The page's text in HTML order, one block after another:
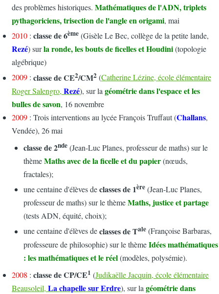
des problèmes historiques. Mathématiques de l'ADN, triplets
pythagoriciens, trisection de l'angle en origami, mai
2010 : classe de 6ème (Gisèle Le Bec, collège de la petite lande,
Rezé) surla ronde, les bouts de ficelles et Houdini(topologie
algébrique)
2009 : classe de CE2/CM2 (Catherine Lézine, école élémentaire
Roger Salengro, Rezé), sur la géométrie dans l'espace et les
bulles de savon, 16 novembre
2009 : Trois interventions au lycée François Truffaut (Challans,
Vendée), 26 mai
classe de 2nde (Jean-Luc Planes, professeur de maths) sur le
thèmeMaths avec de la ficelle et du papier(nœuds,
fractales);
une centaine d'élèves declasses de 1ère (Jean-Luc Planes,
professeur de maths) sur le thèmeMaths, justice et partage
(tests ADN, équité, choix);
une centaine d'élèves declasses de Tale (Françoise Barbaras,
professeure de philosophie) sur le thèmeIdées mathématiques
: les mathématiques et le réel(modèles, polysémie).
2008 : classe de CP/CE1 (Judikaëlle Jacquin, école élémentaire
Beausoleil, La chapelle sur Erdre), sur la géométrie dans